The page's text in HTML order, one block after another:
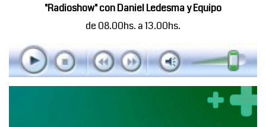
"Radioshow" con Daniel Ledesma y Equipo
de 08.00hs. a 13.00hs.